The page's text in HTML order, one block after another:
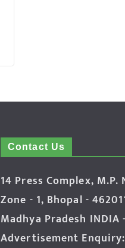
Contact Us
14 Press Complex, M.P.
Zone - 1, Bhopal -
Madhya Pradesh INDIA
Advertisement